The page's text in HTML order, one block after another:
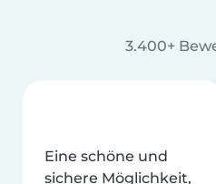
3.400+
Eine schöne und
sichere Möglichkeit,